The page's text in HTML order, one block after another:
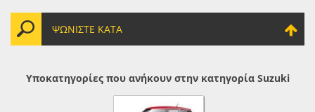
ΨΩΝΊΣΤΕ ΚΑΤΆ
Υποκατηγορίες που ανήκουν στην κατηγορία Suzuki